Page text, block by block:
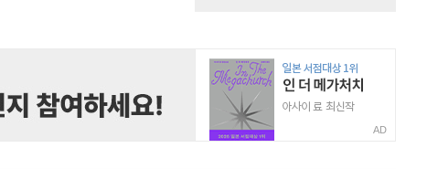
AD